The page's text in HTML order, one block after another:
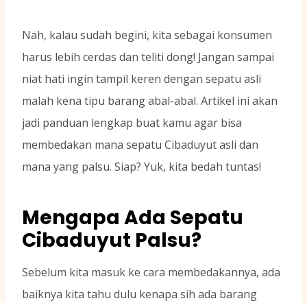
Nah, kalau sudah begini, kita sebagai konsumen
harus lebih cerdas dan teliti dong! Jangan sampai
niat hati ingin tampil keren dengan sepatu asli
malah kena tipu barang abal-abal. Artikel ini akan
jadi panduan lengkap buat kamu agar bisa
membedakan mana sepatu Cibaduyut asli dan
mana yang palsu. Siap? Yuk, kita bedah tuntas!
Mengapa Ada Sepatu
Cibaduyut Palsu?
Sebelum kita masuk ke cara membedakannya, ada
baiknya kita tahu dulu kenapa sih ada barang